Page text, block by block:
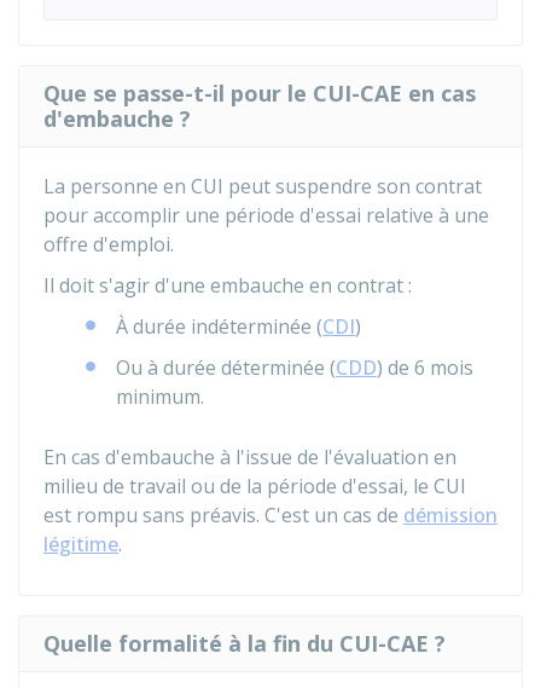
Que se passe-t-il pour le CUI-CAE en cas
d'embauche ?
La personne en CUI peut suspendre son contrat
pour accomplir une période d'essai relative à une
offre d'emploi.
Il doit s'agir d'une embauche en contrat :
À durée indéterminée (CDI)
Ou à durée déterminée (CDD) de 6 mois
minimum.
En cas d'embauche à l'issue de l'évaluation en
milieu de travail ou de la période d'essai, le CUI
est rompu sans préavis. C'est un cas de démission
légitime.
Quelle formalité à la fin du CUI-CAE ?